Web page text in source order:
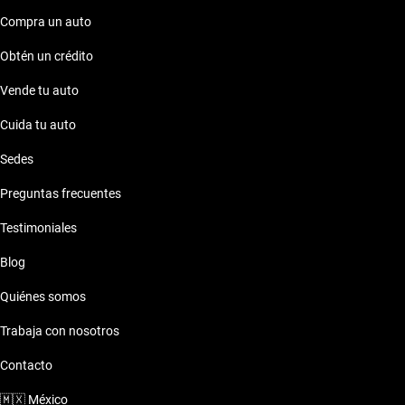
Compra un auto
Obtén un crédito
Vende tu auto
Cuida tu auto
Sedes
Preguntas frecuentes
Testimoniales
Blog
Quiénes somos
Trabaja con nosotros
Contacto
🇲🇽 México